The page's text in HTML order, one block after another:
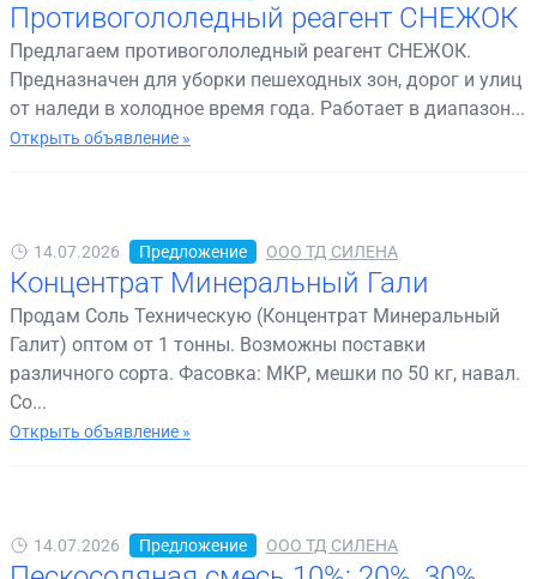
Противогололедный реагент СНЕЖОК
Предлагаем противогололедный реагент СНЕЖОК.
Предназначен для уборки пешеходных зон, дорог и улиц
от наледи в холодное время года. Работает в диапазон...
Открыть объявление »
14.07.2026 Предложение ООО ТД СИЛЕНА
Концентрат Минеральный Гали
Продам Соль Техническую (Концентрат Минеральный
Галит) оптом от 1 тонны. Возможны поставки
различного сорта. Фасовка: МКР, мешки по 50 кг, навал.
Со...
Открыть объявление »
14.07.2026 Предложение ООО ТД СИЛЕНА